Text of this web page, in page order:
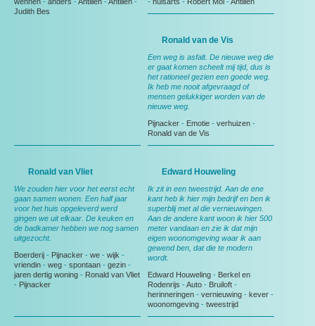
Judith Bes
Ronald van de Vis
Een weg is asfalt. De nieuwe weg die
er gaat komen scheelt mij tijd, dus is
het rationeel gezien een goede weg.
Ik heb me nooit afgevraagd of
mensen gelukkiger worden van de
nieuwe weg.
Pijnacker - Emotie - verhuizen -
Ronald van de Vis
Ronald van Vliet
We zouden hier voor het eerst echt
gaan samen wonen. Een half jaar
voor het huis opgeleverd werd
gingen we uit elkaar. De keuken en
de badkamer hebben we nog samen
uitgezocht.
Boerderij - Pijnacker - we - wijk -
vriendin - weg - spontaan - gezin -
jaren dertig woning - Ronald van Vliet
- Pijnacker
Edward Houweling
Ik zit in een tweestrijd. Aan de ene
kant heb ik hier mijn bedrijf en ben ik
superblij met al die vernieuwingen.
Aan de andere kant woon ik hier 500
meter vandaan en zie ik dat mijn
eigen woonomgeving waar ik aan
gewend ben, dat die te modern
wordt.
Edward Houweling - Berkel en
Rodenrijs -Auto - Bruiloft -
herinneringen - vernieuwing - kever -
woonomgeving - tweestrijd